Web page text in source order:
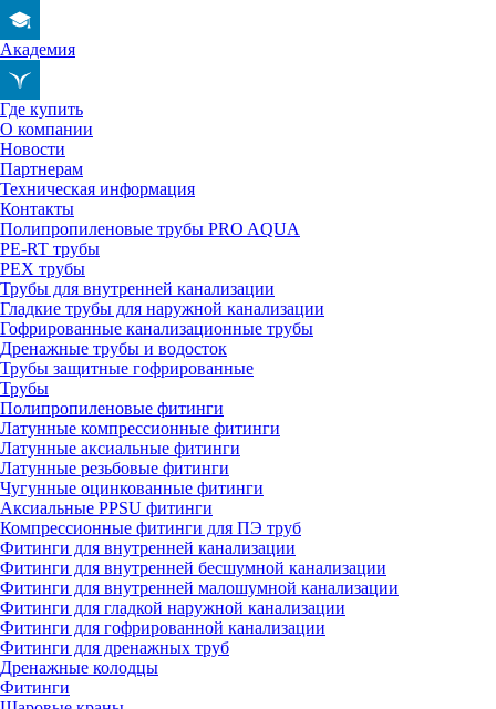
Академия
Где купить
О компании
Новости
Партнерам
Техническая информация
Контакты
Полипропиленовые трубы PRO AQUA
PE-RT трубы
PEX трубы
Трубы для внутренней канализации
Гладкие трубы для наружной канализации
Гофрированные канализационные трубы
Дренажные трубы и водосток
Трубы защитные гофрированные
Трубы
Полипропиленовые фитинги
Латунные компрессионные фитинги
Латунные аксиальные фитинги
Латунные резьбовые фитинги
Чугунные оцинкованные фитинги
Аксиальные PPSU фитинги
Компрессионные фитинги для ПЭ труб
Фитинги для внутренней канализации
Фитинги для внутренней бесшумной канализации
Фитинги для внутренней малошумной канализации
Фитинги для гладкой наружной канализации
Фитинги для гофрированной канализации
Фитинги для дренажных труб
Дренажные колодцы
Фитинги